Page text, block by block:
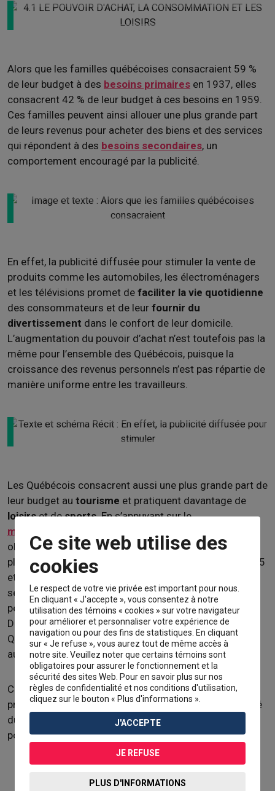
Alors que les familles québécoises consacraient 59 %
de leur budget à des besoins primaires en 1937, elles
consacrent 42 % de leur budget à ces besoins en 1959.
Ces familles peuvent ainsi allouer une plus grande part
de leurs revenus pour acheter des biens et des services
qui répondent à des besoins secondaires, un
comportement encouragé par la publicité.
En effet, la publicité diffusée pour stimuler la vente de
produits comme les automobiles, les électroménagers
et les télévisions promet de faciliter la vie quotidienne
des consommateurs et de leur fournir du
divertissement dans le confort de leur domicile.
L’augmentation du pouvoir d’achat n’est toutefois pas la
même pour l’ensemble des Québécois, puisque la
croissance des revenus personnels n’est pas répartie de
manière uniforme entre les travailleurs.
Les Québécois consacrent aussi une plus grande part de
leur budget au tourisme et pratiquent davantage de
loisirset desports. En s’appuyant sur le
mouvement syndical
obtiennent une semaine de travail de 40 heures dans
plusieurs secteurs à partir des années 1960. Entre 1945
et 1980, le gouvernement québécois instaure deux
semaines de congés payés par les employeurs pour
permettre aux Québécois de prendre des vacances
Dans l’ensemble, ces politiques permettent aux
Québécois d’allouer encore plus de temps et d’argent
aux activités touristiques et récréatives.
Comme pour l’achat des biens et des services, la
pratique des loisirs et des sports ainsi que la popularité
du tourisme témoignent de la participation de la
population québécoise à la société de consommation.
Ce site web utilise des
cookies
Le respect de votre vie privée est important pour nous.
En cliquant « J'accepte », vous consentez à notre
utilisation des témoins « cookies » sur votre navigateur
pour améliorer et personnaliser votre expérience de
navigation ou pour des fins de statistiques. En cliquant
sur « Je refuse », vous aurez tout de même accès à
notre site. Veuillez noter que certains témoins sont
obligatoires pour assurer le fonctionnement et la
sécurité des sites Web. Pour en savoir plus sur nos
règles de confidentialité et nos conditions d'utilisation,
cliquez sur le bouton « Plus d'informations ».
J'ACCEPTE
JE REFUSE
PLUS D'INFORMATIONS